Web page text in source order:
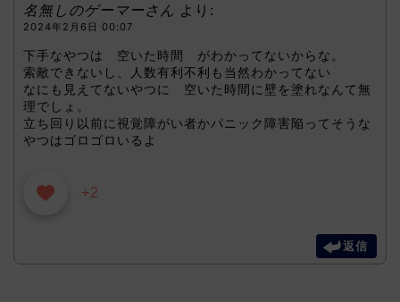
名無しのゲーマーさん より:
2024年2月6日 00:07
下手なやつは 空いた時間 がわかってないからな。
索敵できないし、人数有利不利も当然わかってない
なにも見えてないやつに 空いた時間に壁を塗れなんて無
理でしょ。
立ち回り以前に視覚障がい者かパニック障害陥ってそうな
やつはゴロゴロいるよ
+2
返信